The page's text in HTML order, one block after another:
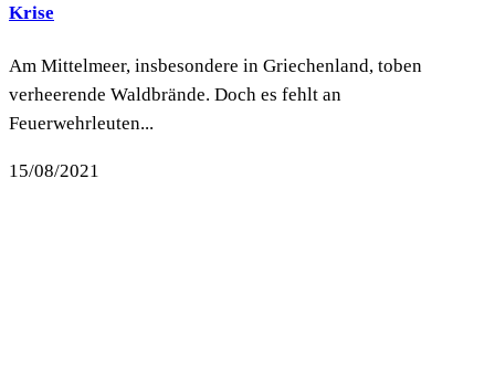
Krise
Am Mittelmeer, insbesondere in Griechenland, toben
verheerende Waldbrände. Doch es fehlt an
Feuerwehrleuten...
15/08/2021